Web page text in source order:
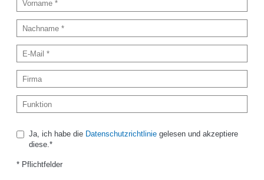
Ja, ich habe die Datenschutzrichtliniegelesen und akzeptiere
diese.*
* Pflichtfelder